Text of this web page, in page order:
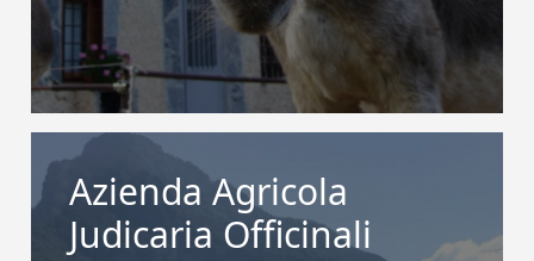
Azienda Agricola
Judicaria Officinali